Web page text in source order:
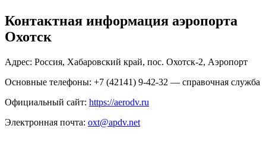
Контактная информация аэропорта
Охотск
Адрес: Россия, Хабаровский край, пос. Охотск-2, Аэропорт
Основные телефоны: +7 (42141) 9-42-32 — справочная служба
Официальный сайт: https://aerodv.ru
Электронная почта: oxt@apdv.net